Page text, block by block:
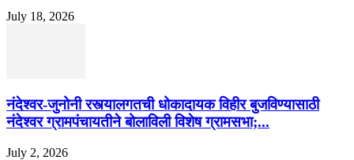
July 18, 2026
नंदेश्वर-जुनोनी रस्त्यालगतची धोकादायक विहीर बुजविण्यासाठी
नंदेश्वर ग्रामपंचायतीने बोलाविली विशेष ग्रामसभा;...
July 2, 2026